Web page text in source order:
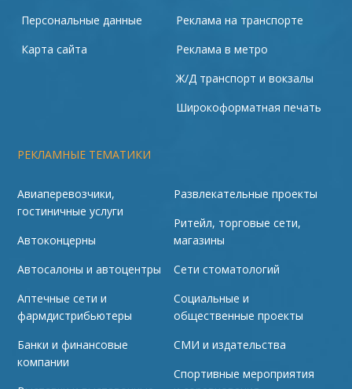
РЕКЛАМНЫЕ ТЕМАТИКИ
Персональные данные
Карта сайта
Реклама на транспорте
Реклама в метро
Ж/Д транспорт и вокзалы
Широкоформатная печать
Авиаперевозчики,
гостиничные услуги
Автоконцерны
Автосалоны и автоцентры
Аптечные сети и
фармдистрибьютеры
Банки и финансовые
компании
Развлекательные проекты
Ритейл, торговые сети,
магазины
Сети стоматологий
Социальные и
общественные проекты
СМИ и издательства
Спортивные мероприятия